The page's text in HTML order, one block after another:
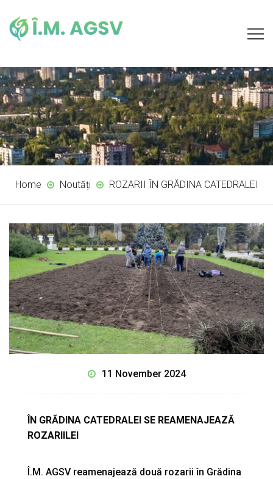
Home Noutăți ROZARII ÎN GRĂDINA CATEDRALEI
11 November 2024
ÎN GRĂDINA CATEDRALEI SE REAMENAJEAZĂ
ROZARIILEI
Î.M. AGSV reamenajează două rozarii în Grădina